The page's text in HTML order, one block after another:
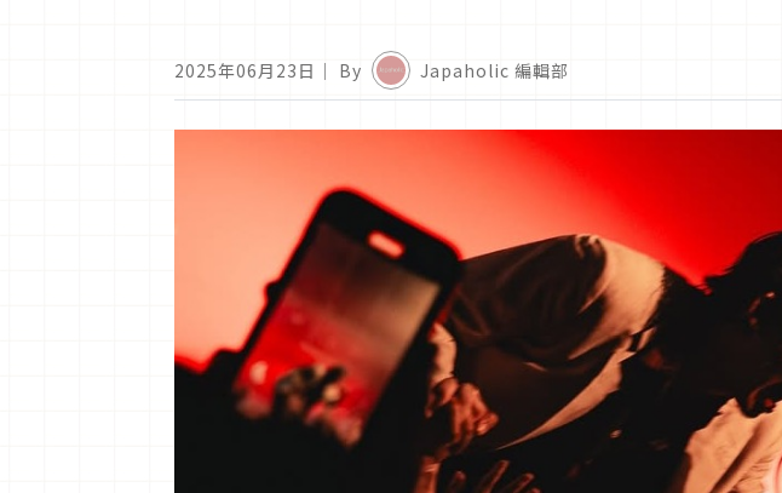
2025年06月23日 ｜ By Japaholic 編輯部